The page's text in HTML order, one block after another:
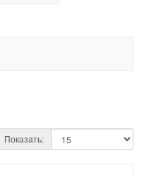
Показать: